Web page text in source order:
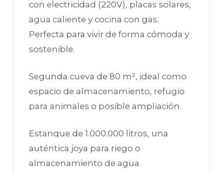
con electricidad (220V), placas solares,
agua caliente y cocina con gas.
Perfecta para vivir de forma cómoda y
sostenible.
Segunda cueva de 80 m², ideal como
espacio de almacenamiento, refugio
para animales o posible ampliación.
Estanque de 1.000.000 litros, una
auténtica joya para riego o
almacenamiento de agua.